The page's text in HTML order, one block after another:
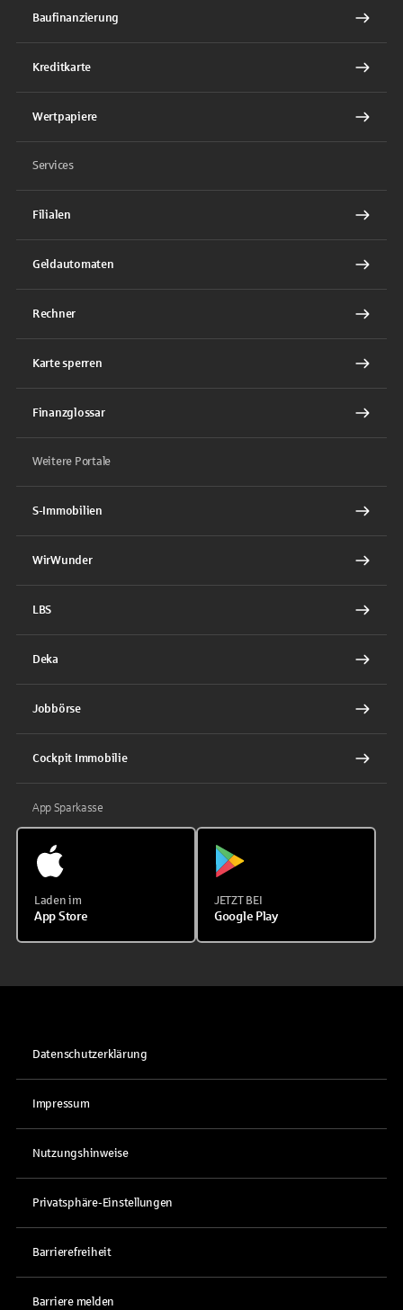
Baufinanzierung
Kreditkarte
Wertpapiere
Services
Filialen
Geldautomaten
Rechner
Karte sperren
Finanzglossar
Weitere Portale
S-Immobilien
WirWunder
LBS
Deka
Jobbörse
Cockpit Immobilie
App Sparkasse
Laden im
App Store
JETZT BEI
Google Play
Datenschutzerklärung
Impressum
Nutzungshinweise
Privatsphäre-Einstellungen
Barrierefreiheit
Barriere melden